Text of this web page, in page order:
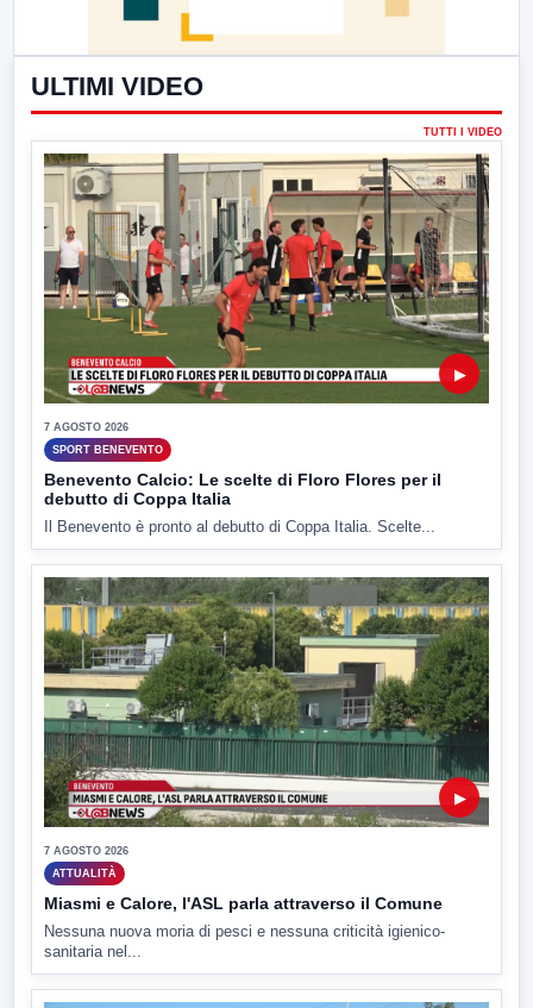
ULTIMI VIDEO
TUTTI I VIDEO
▶
7 AGOSTO 2026
SPORT BENEVENTO
Benevento Calcio: Le scelte di Floro Flores per il
debutto di Coppa Italia
Il Benevento è pronto al debutto di Coppa Italia. Scelte...
▶
7 AGOSTO 2026
ATTUALITÀ
Miasmi e Calore, l'ASL parla attraverso il Comune
Nessuna nuova moria di pesci e nessuna criticità igienico-
sanitaria nel...